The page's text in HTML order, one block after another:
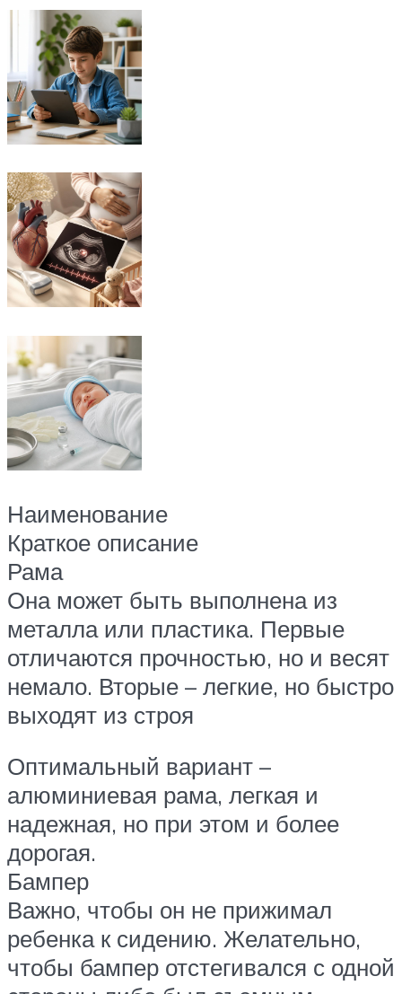
Наименование
Краткое описание
Рама
Она может быть выполнена из
металла или пластика. Первые
отличаются прочностью, но и весят
немало. Вторые – легкие, но быстро
выходят из строя
Оптимальный вариант –
алюминиевая рама, легкая и
надежная, но при этом и более
дорогая.
Бампер
Важно, чтобы он не прижимал
ребенка к сидению. Желательно,
чтобы бампер отстегивался с одной